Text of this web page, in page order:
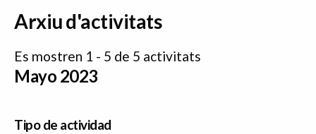
Arxiu d'activitats
Es mostren 1 - 5 de 5 activitats
Mayo 2023
Tipo de actividad